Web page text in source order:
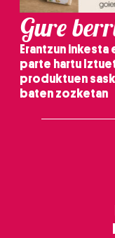
Gure
Erantzun inkesta
parte hartu
produktuen
baten zozketan